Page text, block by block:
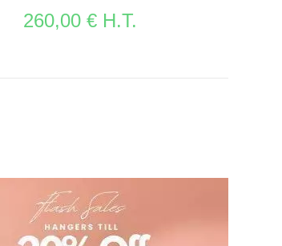
260,00 € H.T.
VOIR LA FICHE PORTANTS MAGASIN